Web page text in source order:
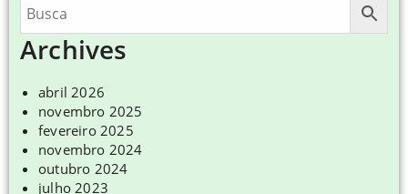
Archives
abril 2026
novembro 2025
fevereiro 2025
novembro 2024
outubro 2024
julho 2023